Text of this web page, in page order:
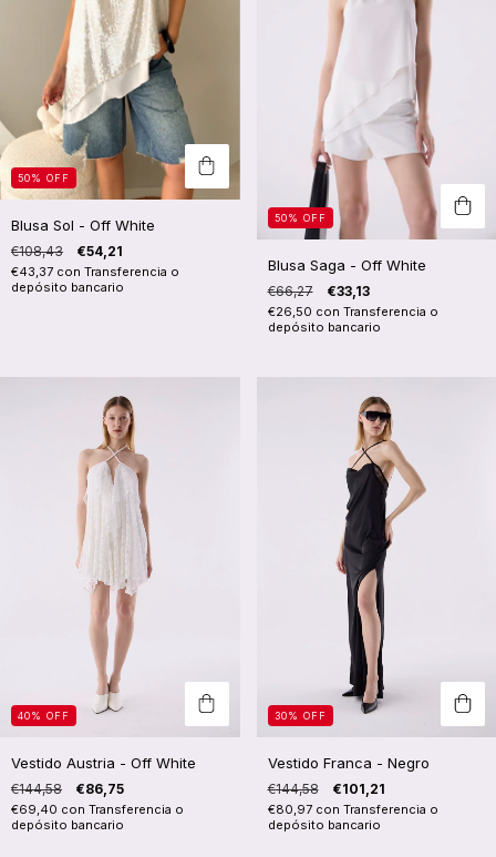
50% OFF
Blusa Sol - Off White
€108,43 €54,21
€43,37 con Transferencia o
depósito bancario
50% OFF
Blusa Saga - Off White
€66,27 €33,13
€26,50 con Transferencia o
depósito bancario
40% OFF
Vestido Austria - Off White
€144,58 €86,75
€69,40 con Transferencia o
depósito bancario
30% OFF
Vestido Franca - Negro
€144,58 €101,21
€80,97 con Transferencia o
depósito bancario